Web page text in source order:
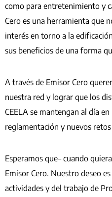
como para entretenimiento y
Cero es una herramienta que
interés en torno a la
sus beneficios de una forma
A través de Emisor Cero
nuestra red y lograr que los
CEELA se mantengan al día
reglamentación y nuevos
Esperamos que– cuando
Emisor Cero. Nuestro deseo
actividades y del trabajo de